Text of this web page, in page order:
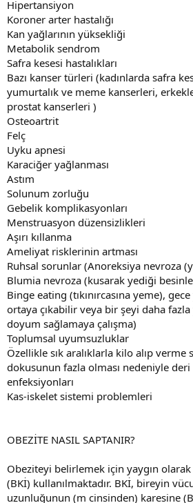
Hipertansiyon
Koroner arter hastalığı
Kan yağlarının yüksekliği
Metabolik sendrom
Safra kesesi hastalıkları
Bazı kanser türleri (kadınlarda safra
yumurtalık ve meme kanserleri,
prostat kanserleri )
Osteoartrit
Felç
Uyku apnesi
Karaciğer yağlanması
Astım
Solunum zorluğu
Gebelik komplikasyonları
Menstruasyon düzensizlikleri
Aşırı kıllanma
Ameliyat risklerinin artması
Ruhsal sorunlar (Anoreksiya nevroza
Blumia nevroza (kusarak yediği
Binge eating (tıkınırcasına yeme),
ortaya çıkabilir veya bir şeyi daha
doyum sağlamaya çalışma)
Toplumsal uyumsuzluklar
Özellikle sık aralıklarla kilo alıp verme
dokusunun fazla olması nedeniyle
enfeksiyonları
Kas-iskelet sistemi problemleri
OBEZİTE NASIL SAPTANIR?
Obeziteyi belirlemek için yaygın
(BKİ) kullanılmaktadır. BKİ, bireyin
uzunluğunun (m cinsinden) karesine